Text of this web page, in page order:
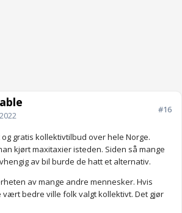
#16
gratis kollektivtilbud over hele Norge.
kjørt maxitaxier isteden. Siden så mange
av bil burde de hatt et alternativ.
av mange andre mennesker. Hvis
bedre ville folk valgt kollektivt. Det gjør